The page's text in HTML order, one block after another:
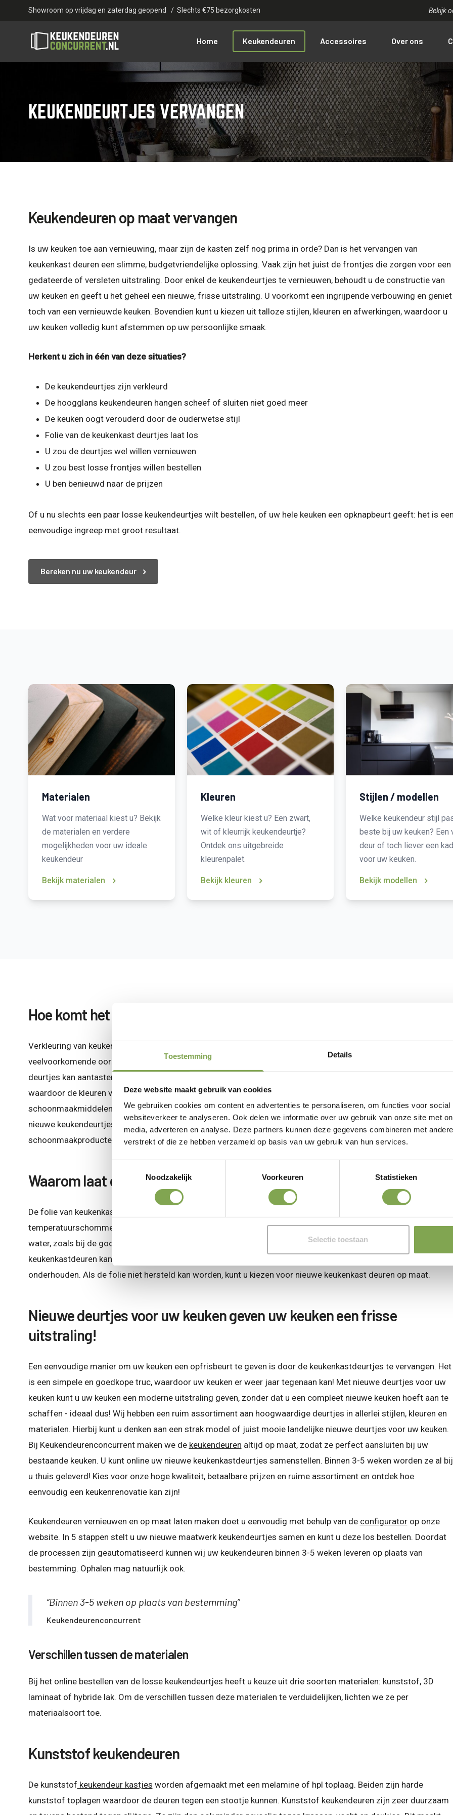
Toestemming Details
Deze website maakt gebruik van cookies
We gebruiken cookies om content en advertenties te personaliseren, om functies voor
websiteverkeer te analyseren. Ook delen we informatie over uw gebruik van onze site met
media, adverteren en analyse. Deze partners kunnen deze gegevens combineren met
verstrekt of die ze hebben verzameld op basis van uw gebruik van hun services.
Noodzakelijk
Voorkeuren Statistieken
Selectie toestaan
Showroom op vrijdag en zaterdag geopend / Slechts €75 bezorgkosten Bekijk
Home Keukendeuren Accessoires Over ons
KEUKENDEURTJES VERVANGEN
Keukendeuren op maat vervangen
Is uw keuken toe aan vernieuwing, maar zijn de kasten zelf nog prima in orde? Dan is het vervangen van
keukenkast deuren een slimme, budgetvriendelijke oplossing. Vaak zijn het juist de frontjes die zorgen voor een
gedateerde of versleten uitstraling. Door enkel de keukendeurtjes te vernieuwen, behoudt u de constructie van
uw keuken en geeft u het geheel een nieuwe, frisse uitstraling. U voorkomt een ingrijpende verbouwing en geniet
toch van een vernieuwde keuken. Bovendien kunt u kiezen uit talloze stijlen, kleuren en afwerkingen, waardoor u
uw keuken volledig kunt afstemmen op uw persoonlijke smaak.
Herkent u zich in één van deze situaties?
De keukendeurtjes zijn verkleurd
De hoogglans keukendeuren hangen scheef of sluiten niet goed meer
De keuken oogt verouderd door de ouderwetse stijl
Folie van de keukenkast deurtjes laat los
U zou de deurtjes wel willen vernieuwen
U zou best losse frontjes willen bestellen
U ben benieuwd naar de prijzen
Of u nu slechts een paar losse keukendeurtjes wilt bestellen, of uw hele keuken een opknapbeurt geeft: het is
eenvoudige ingreep met groot resultaat.
Bereken nu uw keukendeur
Materialen
Wat voor materiaal kiest u? Bekijk
de materialen en verdere
mogelijkheden voor uw ideale
keukendeur
Bekijk materialen
Kleuren
Welke kleur kiest u? Een zwart,
wit of kleurrijk keukendeurtje?
Ontdek ons uitgebreide
kleurenpalet.
Bekijk kleuren
Stijlen / modellen
Welke keukendeur stijl
beste bij uw keuken? Een
deur of toch liever een
voor uw keuken.
Bekijk modellen
Hoe komt het dat mijn keukendeurtjes verkleuren?
Verkleuring van keukendeurtjes is vaak het gevolg van blootstelling aan verschillende invloeden in de keuken. Een
veelvoorkomende oorzaak is zonlicht, dat na verloop van tijd de kleur van de folie of het materiaal van de
deurtjes kan aantasten. Ook kan vocht door het koken of reinigen van de keuken de deurtjes aantasten,
waardoor de kleuren vervagen of een ongelijkmatige verkleuring ontstaat. Daarnaast kunnen chemische
schoonmaakmiddelen de afwerking beschadigen, wat eveneens verkleuring veroorzaakt. Om de kleur van de
nieuwe keukendeurtjes te behouden, is het belangrijk om regelmatig onderhoud uit te voeren en de juiste (milde)
schoonmaakproducten te gebruiken.
Waarom laat de folie van de keukenkastdeuren los?
De folie van keukenkastdeuren kan om verschillende redenen loslaten. Veelal is de oorzaak vocht of
temperatuurschommelingen, vooral in keukens waar de luchtvochtigheid erg hoog is. Het vele contact met
water, zoals bij de gootsteen of het fornuis, kan ervoor zorgen dat de folie loskomt. Ook intensief gebruik van
keukenkastdeuren kan bijdragen aan het loslaten van de folie, vooral als de deuren niet goed worden
onderhouden. Als de folie niet hersteld kan worden, kunt u kiezen voor nieuwe keukenkast deuren op maat.
Nieuwe deurtjes voor uw keuken geven uw keuken een frisse
uitstraling!
Een eenvoudige manier om uw keuken een opfrisbeurt te geven is door de keukenkastdeurtjes te vervangen. Het
is een simpele en goedkope truc, waardoor uw keuken er weer jaar tegenaan kan! Met nieuwe deurtjes voor uw
keuken kunt u uw keuken een moderne uitstraling geven, zonder dat u een compleet nieuwe keuken hoeft aan te
schaffen - ideaal dus! Wij hebben een ruim assortiment aan hoogwaardige deurtjes in allerlei stijlen, kleuren en
materialen. Hierbij kunt u denken aan een strak model of juist mooie landelijke nieuwe deurtjes voor uw keuken.
Bij Keukendeurenconcurrent maken we de keukendeuren altijd op maat, zodat ze perfect aansluiten bij uw
bestaande keuken. U kunt online uw nieuwe keukenkastdeurtjes samenstellen. Binnen 3-5 weken worden ze al bij
u thuis geleverd! Kies voor onze hoge kwaliteit, betaalbare prijzen en ruime assortiment en ontdek hoe
eenvoudig een keukenrenovatie kan zijn!
Keukendeuren vernieuwen en op maat laten maken doet u eenvoudig met behulp van de configuratorop onze
website. In 5 stappen stelt u uw nieuwe maatwerk keukendeurtjes samen en kunt u deze los bestellen. Doordat
de processen zijn geautomatiseerd kunnen wij uw keukendeuren binnen 3-5 weken leveren op plaats van
bestemming. Ophalen mag natuurlijk ook.
“Binnen 3-5 weken op plaats van bestemming”
Keukendeurenconcurrent
Verschillen tussen de materialen
Bij het online bestellen van de losse keukendeurtjes heeft u keuze uit drie soorten materialen: kunststof, 3D
laminaat of hybride lak. Om de verschillen tussen deze materialen te verduidelijken, lichten we ze per
materiaalsoort toe.
Kunststof keukendeuren
De kunststof keukendeur kastjes worden afgemaakt met een melamine of hpl toplaag. Beiden zijn harde
kunststof toplagen waardoor de deuren tegen een stootje kunnen. Kunststof keukendeuren zijn zeer duurzaam